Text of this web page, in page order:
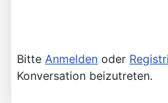
Bitte Anmelden oder
Konversation beizutreten.